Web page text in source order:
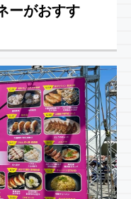
ーがおすす